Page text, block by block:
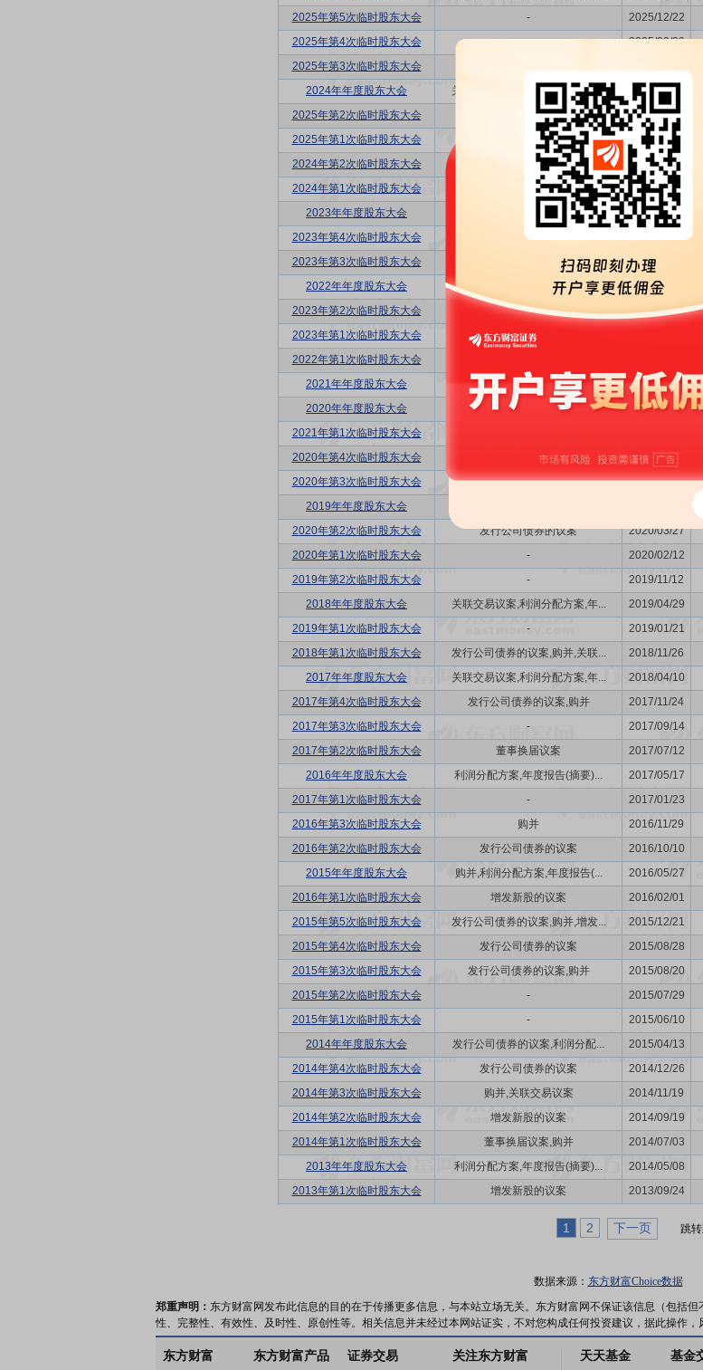
2025年第5次临时股东大会
- 2025/12/22
2025年第4次临时股东大会
- 2025/09/09
2025年第3次临时股东大会
2024年年度股东大会
关联交易议案,利润分配方案,年... 2025/05/20
2025年第2次临时股东大会
2025/05/07
2025年第1次临时股东大会
2025/02/24
2024年第2次临时股东大会
关联交易议案 2024/09/30
2024年第1次临时股东大会
利润分配方案 2024/08/21
2023年年度股东大会
关联交易议案,利润分配方案,年... 2024/05/23
2023年第4次临时股东大会
增发新股的议案 2023/12/22
2023年第3次临时股东大会
2023/07/21
2022年年度股东大会
关联交易议案,利润分配方案,年... 2023/05/08
2023年第2次临时股东大会
增发新股的议案 2023/03/07
2023年第1次临时股东大会
发行公司债券的议案
2022年第1次临时股东大会
2021年年度股东大会
关联交易议案,利润分配方案,年... 2022/05/23
2020年年度股东大会
关联交易议案,利润分配方案,年... 2021/05/27
2021年第1次临时股东大会
2020年第4次临时股东大会
发行公司债券的议案 2020/08/14
2020年第3次临时股东大会
董事换届议案 2020/07/10
2019年年度股东大会
2020年第2次临时股东大会
发行公司债券的议案 2020/03/27
2020年第1次临时股东大会
- 2020/02/12
2019年第2次临时股东大会
- 2019/11/12
2018年年度股东大会
关联交易议案,利润分配方案,年... 2019/04/29
2019年第1次临时股东大会
- 2019/01/21
2018年第1次临时股东大会
发行公司债券的议案,购并,关联... 2018/11/26
2017年年度股东大会
关联交易议案,利润分配方案,年... 2018/04/10
2017年第4次临时股东大会
发行公司债券的议案,购并 2017/11/24
2017年第3次临时股东大会
- 2017/09/14
2017年第2次临时股东大会
董事换届议案 2017/07/12
2016年年度股东大会
利润分配方案,年度报告(摘要)... 2017/05/17
2017年第1次临时股东大会
- 2017/01/23
2016年第3次临时股东大会
购并 2016/11/29
2016年第2次临时股东大会
发行公司债券的议案 2016/10/10
2015年年度股东大会
购并,利润分配方案,年度报告(... 2016/05/27
2016年第1次临时股东大会
增发新股的议案 2016/02/01
2015年第5次临时股东大会
发行公司债券的议案,购并,增发... 2015/12/21
2015年第4次临时股东大会
发行公司债券的议案 2015/08/28
2015年第3次临时股东大会
发行公司债券的议案,购并 2015/08/20
2015年第2次临时股东大会
- 2015/07/29
2015年第1次临时股东大会
- 2015/06/10
2014年年度股东大会
发行公司债券的议案,利润分配... 2015/04/13
2014年第4次临时股东大会
发行公司债券的议案 2014/12/26
2014年第3次临时股东大会
购并,关联交易议案 2014/11/19
2014年第2次临时股东大会
增发新股的议案 2014/09/19
2014年第1次临时股东大会
董事换届议案,购并 2014/07/03
2013年年度股东大会
利润分配方案,年度报告(摘要)... 2014/05/08
2013年第1次临时股东大会
增发新股的议案 2013/09/24
1 2 下一页 跳转
数据来源： 东方财富Choice数据
郑重声明： 东方财富网发布此信息的目的在于传播更多信息，与本站立场无关。东方财富网不保证该信息（包括
性、完整性、有效性、及时性、原创性等。相关信息并未经过本网站证实，不对您构成任何投资建议，据此操作，
东方财富 东方财富产品 证券交易 关注东方财富 天天基金 基金